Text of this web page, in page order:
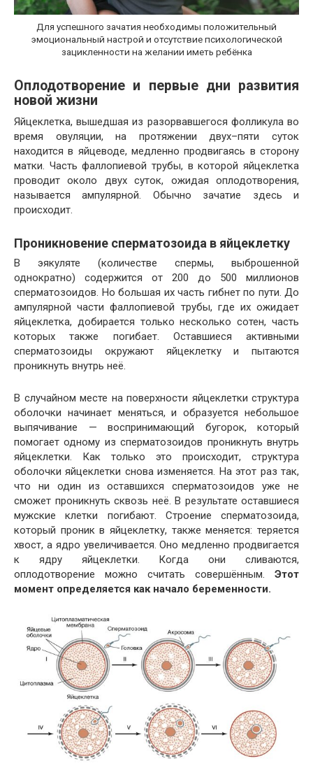
Для успешного зачатия необходимы положительный
эмоциональный настрой и отсутствие психологической
зацикленности на желании иметь ребёнка
Оплодотворение и первые дни развития
новой жизни
Яйцеклетка, вышедшая из разорвавшегося фолликула во
время овуляции, на протяжении двух–пяти суток
находится в яйцеводе, медленно продвигаясь в сторону
матки. Часть фаллопиевой трубы, в которой яйцеклетка
проводит около двух суток, ожидая оплодотворения,
называется ампулярной. Обычно зачатие здесь и
происходит.
Проникновение сперматозоида в яйцеклетку
В эякуляте (количестве спермы, выброшенной
однократно) содержится от 200 до 500 миллионов
сперматозоидов. Но большая их часть гибнет по пути. До
ампулярной части фаллопиевой трубы, где их ожидает
яйцеклетка, добирается только несколько сотен, часть
которых также погибает. Оставшиеся активными
сперматозоиды окружают яйцеклетку и пытаются
проникнуть внутрь неё.
В случайном месте на поверхности яйцеклетки структура
оболочки начинает меняться, и образуется небольшое
выпячивание — воспринимающий бугорок, который
помогает одному из сперматозоидов проникнуть внутрь
яйцеклетки. Как только это происходит, структура
оболочки яйцеклетки снова изменяется. На этот раз так,
что ни один из оставшихся сперматозоидов уже не
сможет проникнуть сквозь неё. В результате оставшиеся
мужские клетки погибают. Строение сперматозоида,
который проник в яйцеклетку, также меняется: теряется
хвост, а ядро увеличивается. Оно медленно продвигается
к ядру яйцеклетки. Когда они сливаются,
оплодотворение можно считать совершённым. Этот
момент определяется как начало беременности.